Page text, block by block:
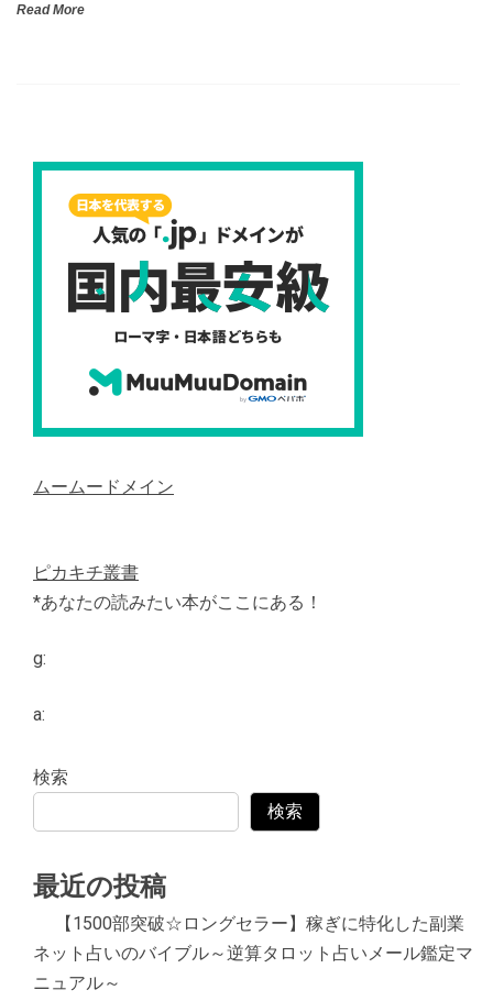
Read More
ムームードメイン
ピカキチ叢書
*あなたの読みたい本がここにある！
g:
a:
検索
検索
最近の投稿
【1500部突破☆ロングセラー】稼ぎに特化した副業
ネット占いのバイブル～逆算タロット占いメール鑑定マ
ニュアル～